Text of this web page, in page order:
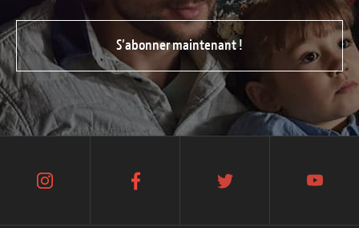
S’abonner maintenant !
instagram facebook twitter youtube